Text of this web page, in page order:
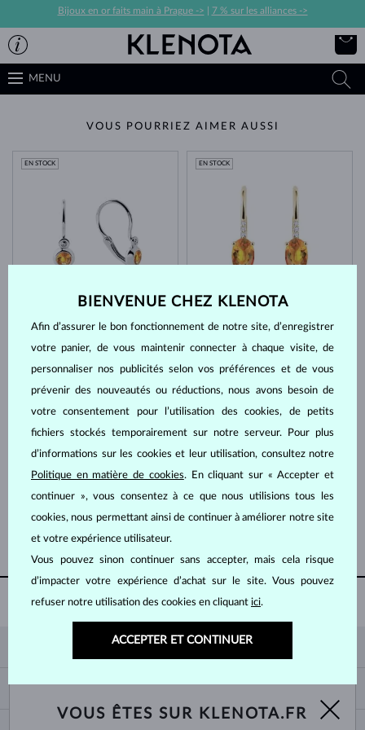
Bijoux en or faits main à Prague -> 7 % sur les alliances ->
MENU
VOUS POURRIEZ AIMER AUSSI
EN STOCK
387 €
OR JAUNE
CITRINE & DIAMANT
EN STOCK
OR JAUNE
1 300 €
OR JAUNE
1 083 €
AFFICHER PLUS
OFFERTE POUR CHAQUE ACHAT
NOUS CONNAÎTRE
PANIER
LIVRAISON ET PAIEMENT
BIENVENUE CHEZ KLENOTA
Afin d’assurer le bon fonctionnement de notre site, d’enregistrer
votre panier, de vous maintenir connecter à chaque visite, de
personnaliser nos publicités selon vos préférences et de vous
prévenir des nouveautés ou réductions, nous avons besoin de
votre consentement pour l’utilisation des cookies, de petits
fichiers stockés temporairement sur notre serveur. Pour plus
d’informations sur les cookies et leur utilisation, consultez notre
Politique en matière de cookies. En cliquant sur « Accepter et
continuer », vous consentez à ce que nous utilisions tous les
cookies, nous permettant ainsi de continuer à améliorer notre site
et votre expérience utilisateur.
Vous pouvez sinon continuer sans accepter, mais cela risque
d’impacter votre expérience d’achat sur le site. Vous pouvez
refuser notre utilisation des cookies en cliquant ici.
ACCEPTER ET CONTINUER
VOUS ÊTES SUR KLENOTA.FR